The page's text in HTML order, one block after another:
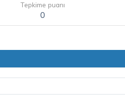
Tepkime puanı
0